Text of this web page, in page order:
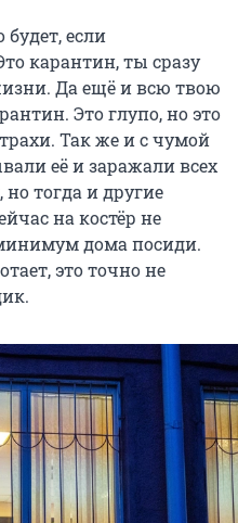
если
карантин, ты сразу
Да ещё и всю твою
Это глупо, но это
Так же и с чумой
её и заражали всех
тогда и другие
на костёр не
дома посиди.
это точно не